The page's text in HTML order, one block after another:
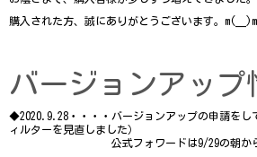
購入された方、誠にありがとうございます。m(__)m
バージョンアップ
◆2020.9.28・・・・バージョンアップの申請をし
ィルターを見直しました）
公式フォワードは9/29の朝からｖ1.2